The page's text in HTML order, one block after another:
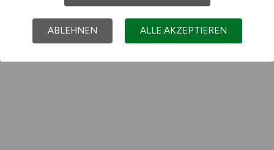
ABLEHNEN ALLE AKZEPTIEREN